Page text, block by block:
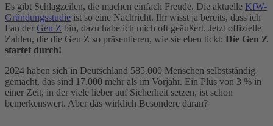
Es gibt Schlagzeilen, die machen einfach Freude. Die aktuelle KfW-
Gründungsstudie ist so eine Nachricht. Ihr wisst ja bereits, dass ich
Fan der Gen Z bin, dazu habe ich mich oft geäußert. Jetzt offizielle
Zahlen, die die Gen Z so präsentieren, wie sie eben tickt: Die Gen Z
startet durch!
2024 haben sich in Deutschland 585.000 Menschen selbstständig
gemacht, das sind 17.000 mehr als im Vorjahr. Ein Plus von 3 % in
einer Zeit, in der viele lieber auf Sicherheit setzen, ist schon
bemerkenswert. Aber das wirklich Besondere daran?